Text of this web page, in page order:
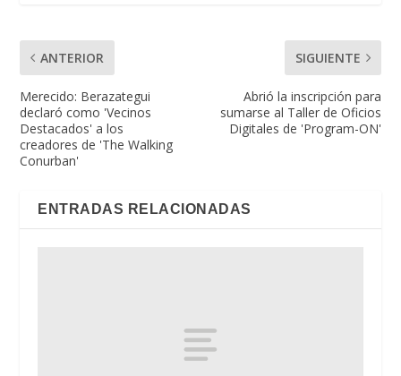
ANTERIOR
Merecido: Berazategui
declaró como 'Vecinos
Destacados' a los
creadores de 'The Walking
Conurban'
SIGUIENTE
Abrió la inscripción para
sumarse al Taller de Oficios
Digitales de 'Program-ON'
ENTRADAS RELACIONADAS